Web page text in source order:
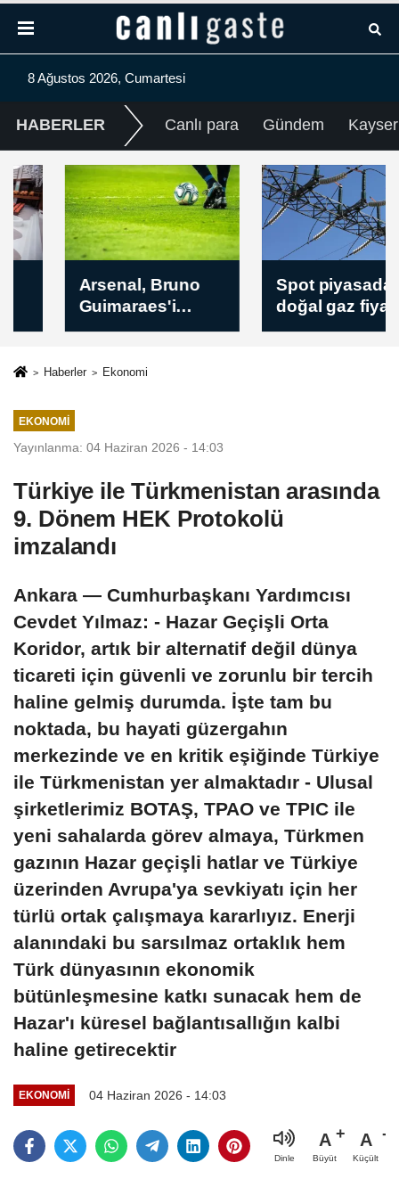
8 Ağustos 2026, Cumartesi
HABERLER Canlı para Gündem
Arsenal, Bruno
Guimaraes'i
transfer etti
Spot piyasada
doğal gaz fiyatları
/ 8 Ağustos 2026
Haberler Ekonomi
EKONOMI
Yayınlanma: 04 Haziran 2026 - 14:03
Türkiye ile Türkmenistan arasında
9. Dönem HEK Protokolü
imzalandı
Ankara — Cumhurbaşkanı Yardımcısı
Cevdet Yılmaz: - Hazar Geçişli Orta
Koridor, artık bir alternatif değil dünya
ticareti için güvenli ve zorunlu bir tercih
haline gelmiş durumda. İşte tam bu
noktada, bu hayati güzergahın
merkezinde ve en kritik eşiğinde Türkiye
ile Türkmenistan yer almaktadır - Ulusal
şirketlerimiz BOTAŞ, TPAO ve TPIC ile
yeni sahalarda görev almaya, Türkmen
gazının Hazar geçişli hatlar ve Türkiye
üzerinden Avrupa'ya sevkiyatı için her
türlü ortak çalışmaya kararlıyız. Enerji
alanındaki bu sarsılmaz ortaklık hem
Türk dünyasının ekonomik
bütünleşmesine katkı sunacak hem de
Hazar'ı küresel bağlantısallığın kalbi
haline getirecektir
EKONOMI 04 Haziran 2026 - 14:03
Dinle
A
Büyüt
A
Küçült